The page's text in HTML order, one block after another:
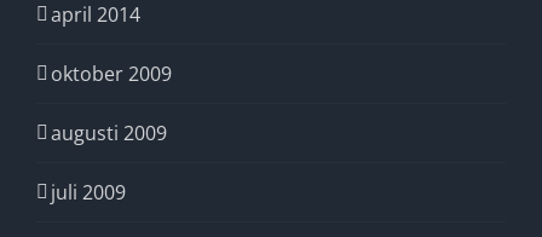
april 2014
oktober 2009
augusti 2009
juli 2009